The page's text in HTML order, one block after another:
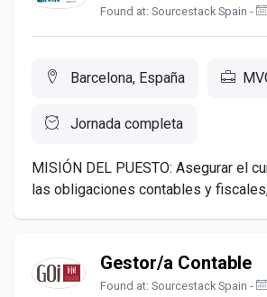
Found at: Sourcestack Spain -
Barcelona, España
Jornada completa
MISIÓN DEL PUESTO: Asegurar el
las obligaciones contables y
Gestor/a Contable
Found at: Sourcestack Spain -